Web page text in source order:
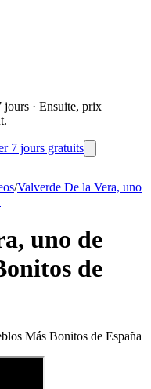
jours · Ensuite, prix
7 jours gratuits
/Valverde De la Vera, uno
uno de
de
Más Bonitos de España